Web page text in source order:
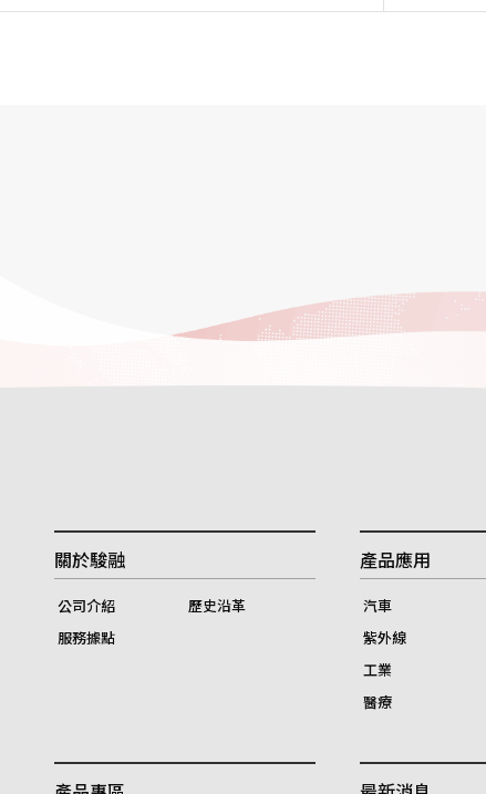
關於駿融
公司介紹 歷史沿革
服務據點
產品應用
汽車
紫外線
工業
醫療